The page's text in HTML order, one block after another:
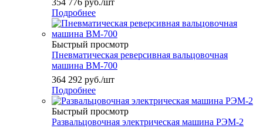
354 776 руб./шт
Подробнее
Быстрый просмотр
Пневматическая реверсивная вальцовочная
машина ВМ-700
364 292 руб./шт
Подробнее
Быстрый просмотр
Развальцовочная электрическая машина РЭМ-2